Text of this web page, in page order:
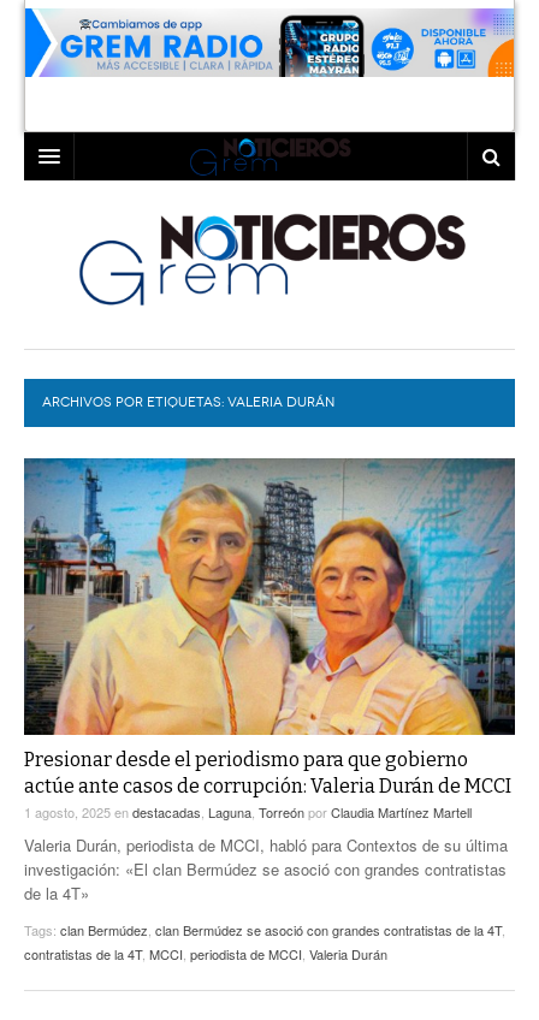
LAGUNA
TORREÓN
GÓMEZ PALACIO
LERDO
COAHUILA
DURANGO
DEPORTES
EXA
EL EXACTO
EXA INFORMA
GLOBO
CONTEXTOS
TRAYECTO LAGUNA
A MEDIA MAÑANA
A TODA LEY
DIÁLOGOS CON LA HISTORIA
TWEETS AND BEATS
LA MEJOR 97.1 ESTÉREO GALLITO
ACTUALIDADES GREM
PULSO
LA MEJOR INFORMACIÓN
COLABORADORES
PC29
ACTUALIDADES GREM
ARCHIVOS POR ETIQUETAS: VALERIA DURÁN
Presionar desde el periodismo para que gobierno
actúe ante casos de corrupción: Valeria Durán de MCCI
1 agosto, 2025endestacadas Laguna TorreónporClaudia Martínez Martell
Valeria Durán, periodista de MCCI, habló para Contextos de su última
investigación: «El clan Bermúdez se asoció con grandes contratistas
de la 4T»
Tags: clan Bermúdez clan Bermúdez se asoció con grandes contratistas de la 4T,
contratistas de la 4T, MCCI periodista de MCCI Valeria Durán